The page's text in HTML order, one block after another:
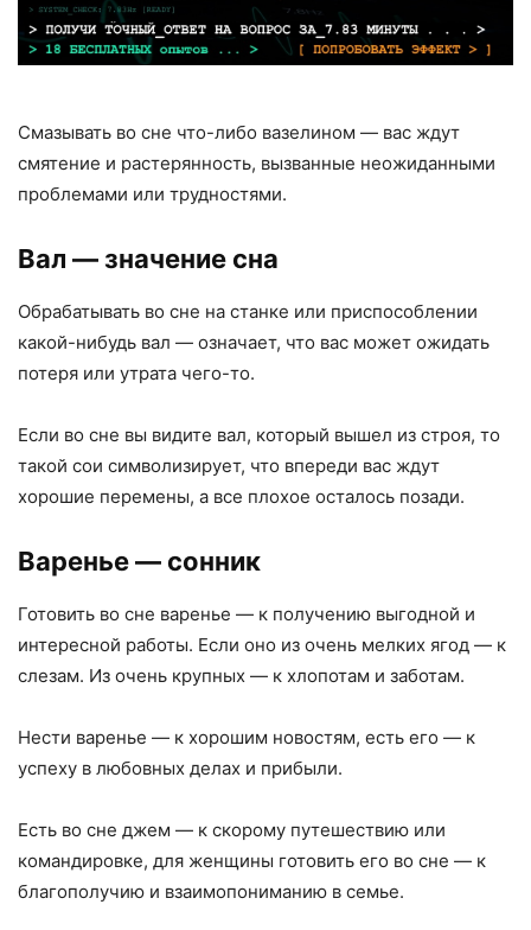
Смазывать во сне что-либо вазелином — вас ждут
смятение и растерянность, вызванные неожиданными
проблемами или трудностями.
Вал — значение сна
Обрабатывать во сне на станке или приспособлении
какой-нибудь вал — означает, что вас может ожидать
потеря или утрата чего-то.
Если во сне вы видите вал, который вышел из строя, то
такой сои символизирует, что впереди вас ждут
хорошие перемены, а все плохое осталось позади.
Варенье— сонник
Готовить во сне варенье — к получению выгодной и
интересной работы. Если оно из очень мелких ягод — к
слезам. Из очень крупных — к хлопотам и заботам.
Нести варенье — к хорошим новостям, есть его — к
успеху в любовных делах и прибыли.
Есть во сне джем — к скорому путешествию или
командировке, для женщины готовить его во сне — к
благополучию и взаимопониманию в семье.